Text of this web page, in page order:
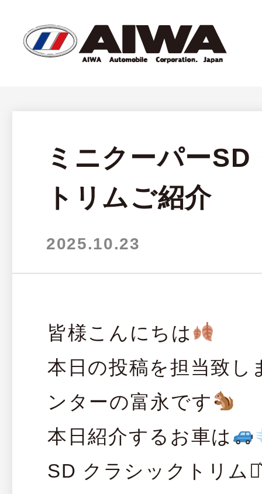
ミニクーパー
トリムご紹介
2025.10.23
皆様こんにちは
本日の投稿を担当致し
ンターの富永です
本日紹介するお車は
SD クラシックトリム⋆͛